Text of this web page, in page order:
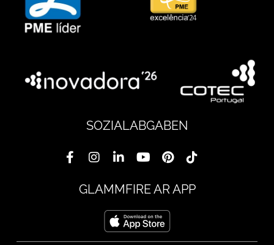
SOZIALABGABEN
GLAMMFIRE AR APP